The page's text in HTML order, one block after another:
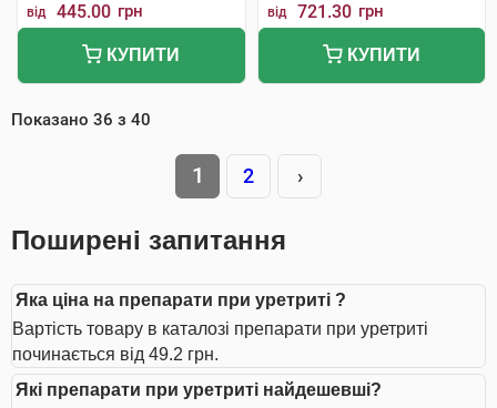
від 445.00 грн
КУПИТИ
від 721.30 грн
КУПИТИ
Показано 36 з 40
1 2 ›
Поширені запитання
Яка ціна на препарати при уретриті ?
Вартість товару в каталозі препарати при уретриті
починається від 49.2 грн.
Які препарати при уретриті найдешевші?